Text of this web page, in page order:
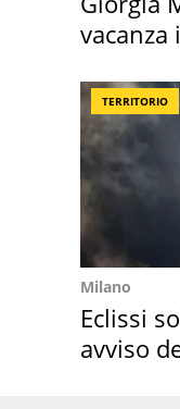
vacanza
TERRITORIO
Milano
Eclissi
avviso